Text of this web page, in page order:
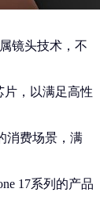
镜头技术，不
片，以满足高性
消费场景，满
17系列的产品